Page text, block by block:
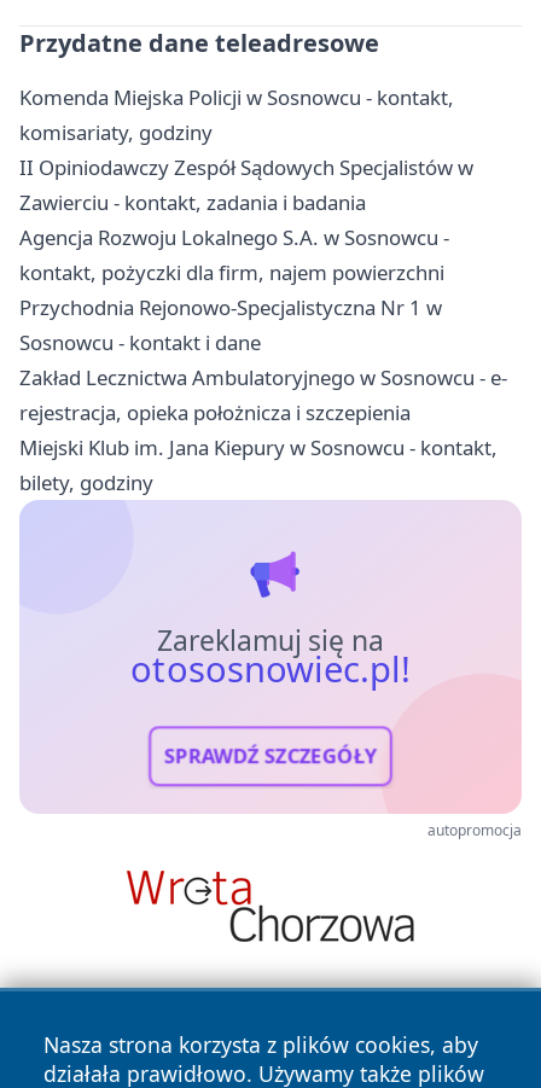
Przydatne dane teleadresowe
Komenda Miejska Policji w Sosnowcu - kontakt,
komisariaty, godziny
II Opiniodawczy Zespół Sądowych Specjalistów w
Zawierciu - kontakt, zadania i badania
Agencja Rozwoju Lokalnego S.A. w Sosnowcu -
kontakt, pożyczki dla firm, najem powierzchni
Przychodnia Rejonowo-Specjalistyczna Nr 1 w
Sosnowcu - kontakt i dane
Zakład Lecznictwa Ambulatoryjnego w Sosnowcu - e-
rejestracja, opieka położnicza i szczepienia
Miejski Klub im. Jana Kiepury w Sosnowcu - kontakt,
bilety, godziny
Zareklamuj się na
otososnowiec.pl!
SPRAWDŹ SZCZEGÓŁY
autopromocja
Nasza strona korzysta z plików cookies, aby
działała prawidłowo. Używamy także plików